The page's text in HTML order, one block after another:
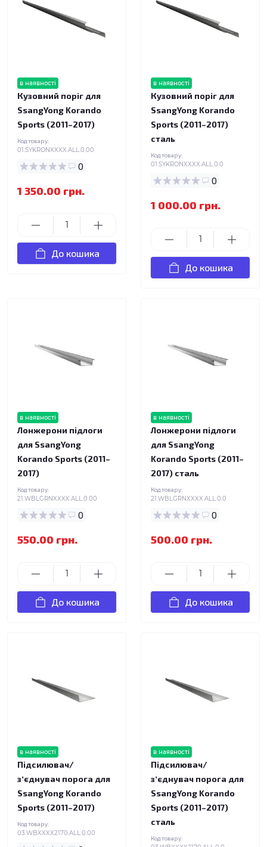
в наявності
Кузовний поріг для
SsangYong Korando
Sports (2011–2017)
Код товару:
01.SYKRONXXXX.ALL.0.00
0
1 350.00 грн.
До кошика
в наявності
Кузовний поріг для
SsangYong Korando
Sports (2011–2017)
сталь
Код товару:
01.SYKRONXXXX.ALL.0.0
0
1 000.00 грн.
До кошика
в наявності
Лонжерони підлоги
для SsangYong
Korando Sports (2011–
2017)
Код товару:
21.WBLGRNXXXX.ALL.0.00
0
550.00 грн.
До кошика
в наявності
Лонжерони підлоги
для SsangYong
Korando Sports (2011–
2017) сталь
Код товару:
21.WBLGRNXXXX.ALL.0.0
0
500.00 грн.
До кошика
в наявності
Підсилювач/
зʼєднувач порога для
SsangYong Korando
Sports (2011–2017)
Код товару:
03.WBXXXX2170.ALL.0.00
в наявності
Підсилювач/
зʼєднувач порога для
SsangYong Korando
Sports (2011–2017)
сталь
Код товару: